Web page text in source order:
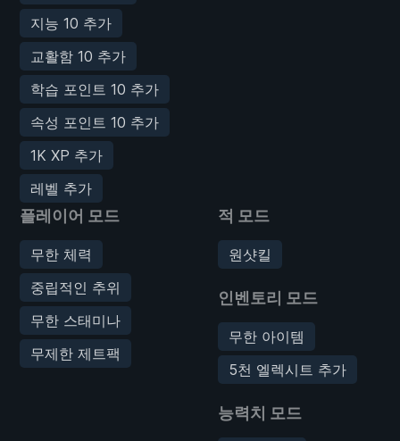
지능 10 추가
교활함 10 추가
학습 포인트 10 추가
속성 포인트 10 추가
1K XP 추가
레벨 추가
플레이어 모드
무한 체력
중립적인 추위
무한 스태미나
무제한 제트팩
적 모드
원샷킬
인벤토리 모드
무한 아이템
5천 엘렉시트 추가
능력치 모드